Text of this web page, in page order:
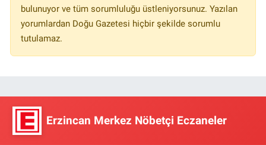
bulunuyor ve tüm sorumluluğu üstleniyorsunuz. Yazılan
yorumlardan Doğu Gazetesi hiçbir şekilde sorumlu
tutulamaz.
Erzincan Merkez Nöbetçi Eczaneler